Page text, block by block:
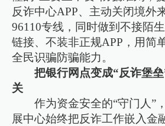
反诈中心APP、主动关闭境外
96110专线，同时做到不接陌
链接、不装非正规APP，用简
全民识骗防骗能力。
把银行网点变成“反诈堡
关
作为资金安全的“守门人”
展中心始终把反诈工作嵌入金